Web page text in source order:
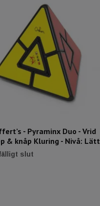
- Pyraminx Duo - Vrid
& knåp Kluring - Nivå: Lätt
slut